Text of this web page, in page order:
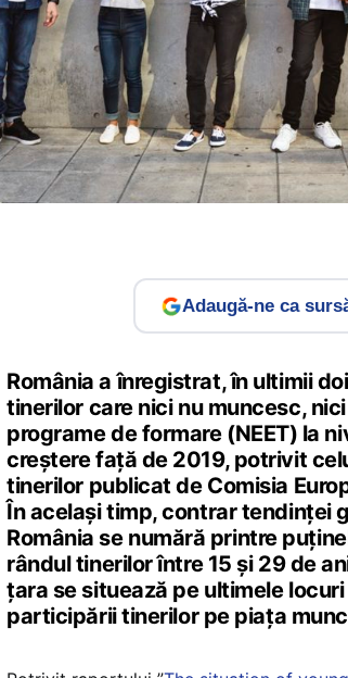
Adaugă-ne ca
România a înregistrat, în ultimii
tinerilor care nici nu muncesc,
programe de formare (NEET) la
creștere față de 2019, potrivit
tinerilor publicat de Comisia
În același timp, contrar tendinței
România se numără printre
rândul tinerilor între 15 și 29 de
țara se situează pe ultimele
participării tinerilor pe piața